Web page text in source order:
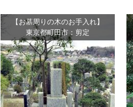
【お墓周りの木のお手入れ】
東京都町田市：剪定